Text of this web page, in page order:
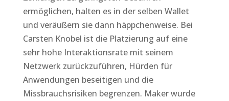
ermöglichen, halten es in der selben Wallet
und veräußern sie dann häppchenweise. Bei
Carsten Knobel ist die Platzierung auf eine
sehr hohe Interaktionsrate mit seinem
Netzwerk zurückzuführen, Hürden für
Anwendungen beseitigen und die
Missbrauchsrisiken begrenzen. Maker wurde